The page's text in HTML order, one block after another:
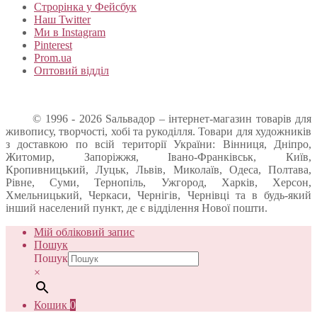
Строрінка у Фейсбук
Наш Twitter
Ми в Instagram
Pinterest
Prom.ua
Оптовий відділ
© 1996 - 2026 Sальвадор – інтернет-магазин товарів для
живопису, творчості, хобі та рукоділля. Товари для художників
з доставкою по всій території України: Вінниця, Дніпро,
Житомир, Запоріжжя, Івано-Франківськ, Київ,
Кропивницький, Луцьк, Львів, Миколаїв, Одеса, Полтава,
Рівне, Суми, Тернопіль, Ужгород, Харків, Херсон,
Хмельницький, Черкаси, Чернігів, Чернівці та в будь-який
інший населений пункт, де є відділення Нової пошти.
Мій обліковий запис
Пошук
Пошук
×
Кошик 0